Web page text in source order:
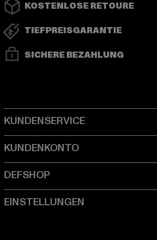
KOSTENLOSE RETOURE
TIEFPREISGARANTIE
SICHERE BEZAHLUNG